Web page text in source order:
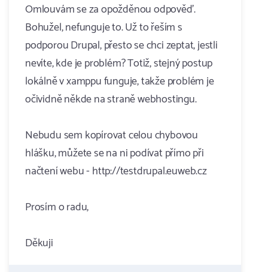
Omlouvám se za opožděnou odpověď.
Bohužel, nefunguje to. Už to řeším s
podporou Drupal, přesto se chci zeptat, jestli
nevíte, kde je problém? Totiž, stejný postup
lokálně v xamppu funguje, takže problém je
očividně někde na straně webhostingu.
Nebudu sem kopírovat celou chybovou
hlášku, můžete se na ni podívat přímo při
načtení webu - http://testdrupal.euweb.cz
Prosím o radu,
Děkuji